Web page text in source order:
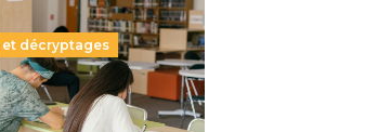
et décryptages
privé : une dérive